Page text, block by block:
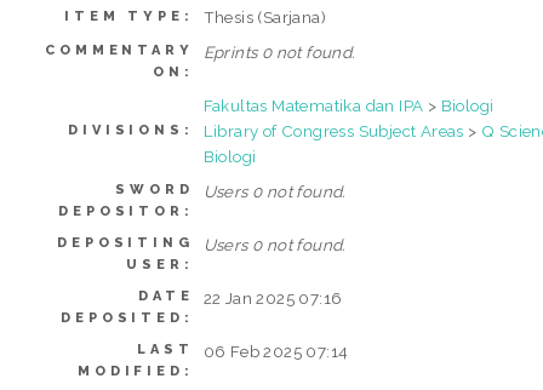
ITEM TYPE: Thesis (Sarjana)
COMMENTARY
ON:
Eprints 0 not found.
DIVISIONS:
Fakultas Matematika dan IPA > Biologi
Library of Congress Subject Areas > Q
Biologi
SWORD
DEPOSITOR:
Users 0 not found.
DEPOSITING
USER:
Users 0 not found.
DATE
DEPOSITED:
22 Jan 2025 07:16
LAST
MODIFIED:
06 Feb 2025 07:14